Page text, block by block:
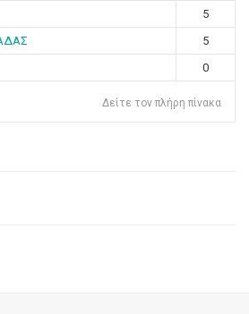
5
5
0
Δείτε τον πλήρη πίνακα